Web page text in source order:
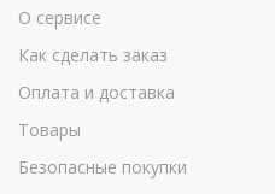
О сервисе
Как сделать заказ
Оплата и доставка
Товары
Безопасные покупки